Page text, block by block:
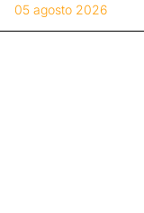
05 agosto 2026